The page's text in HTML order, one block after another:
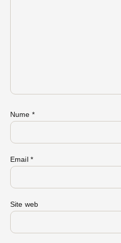
Nume *
Email *
Site web